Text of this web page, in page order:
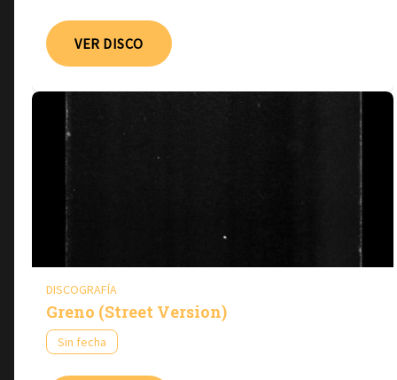
VER DISCO
DISCOGRAFÍA
Greno (Street Version)
Sin fecha